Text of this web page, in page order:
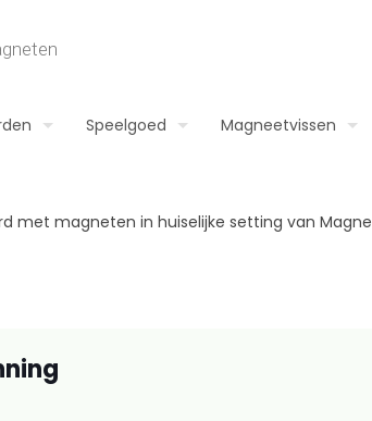
Speelgoed Magneetvissen